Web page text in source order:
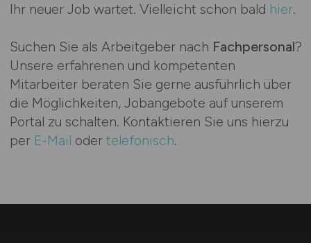
Ihr neuer Job wartet. Vielleicht schon bald hier.
Suchen Sie als Arbeitgeber nach Fachpersonal?
Unsere erfahrenen und kompetenten
Mitarbeiter beraten Sie gerne ausführlich über
die Möglichkeiten, Jobangebote auf unserem
Portal zu schalten. Kontaktieren Sie uns hierzu
per E-Mail oder telefonisch.